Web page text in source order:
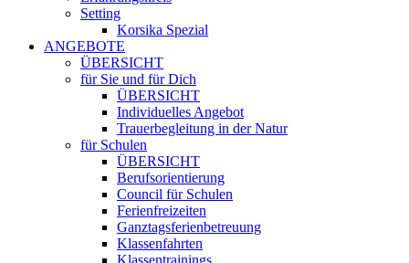
Setting
Korsika Spezial
ANGEBOTE
ÜBERSICHT
für Sie und für Dich
ÜBERSICHT
Individuelles Angebot
Trauerbegleitung in der Natur
für Schulen
ÜBERSICHT
Berufsorientierung
Council für Schulen
Ferienfreizeiten
Ganztagsferienbetreuung
Klassenfahrten
Klassentrainings